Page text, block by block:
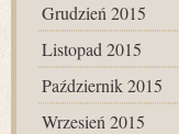
Grudzień 2015
Listopad 2015
Październik 2015
Wrzesień 2015